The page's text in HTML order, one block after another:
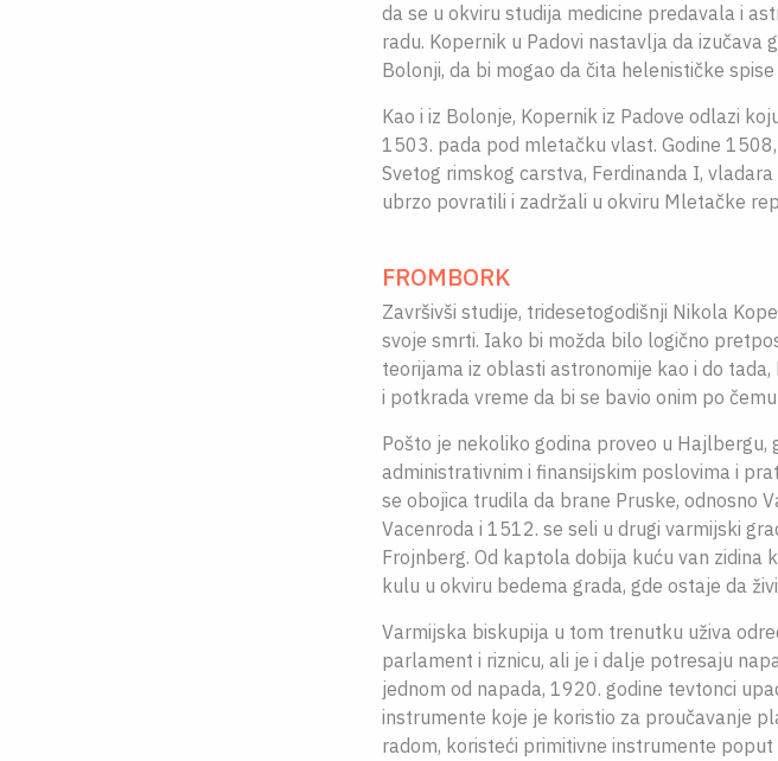
da se u okviru studija medicine predavala i
radu. Kopernik u Padovi nastavlja da izučava
Bolonji, da bi mogao da čita helenističke
Kao i iz Bolonje, Kopernik iz Padove odlazi
1503. pada pod mletačku vlast. Godine
Svetog rimskog carstva, Ferdinanda I,
ubrzo povratili i zadržali u okviru Mletačke
FROMBORK
Završivši studije, tridesetogodišnji Nikola
svoje smrti. Iako bi možda bilo logično
teorijama iz oblasti astronomije kao i do
i potkrada vreme da bi se bavio onim po
Pošto je nekoliko godina proveo u
administrativnim i finansijskim poslovima i
se obojica trudila da brane Pruske, odnosno
Vacenroda i 1512. se seli u drugi varmijski
Frojnberg. Od kaptola dobija kuću van
kulu u okviru bedema grada, gde ostaje da
Varmijska biskupija u tom trenutku uživa
parlament i riznicu, ali je i dalje potresaju
jednom od napada, 1920. godine tevtonci
instrumente koje je koristio za proučavanje
radom, koristeći primitivne instrumente